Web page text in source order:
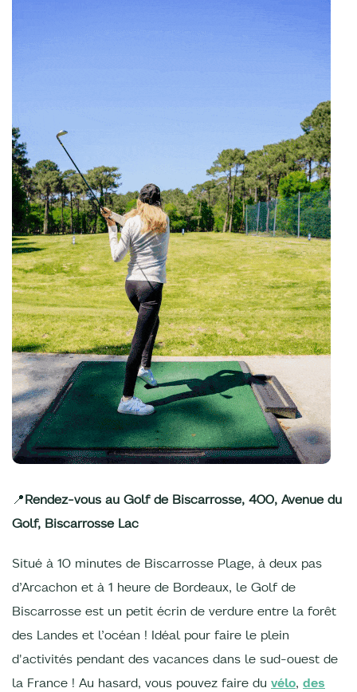
📍Rendez-vous au Golf de Biscarrosse, 400, Avenue du
Golf, Biscarrosse Lac
Situé à 10 minutes de Biscarrosse Plage, à deux pas
d’Arcachon et à 1 heure de Bordeaux, le Golf de
Biscarrosse est un petit écrin de verdure entre la forêt
des Landes et l’océan ! Idéal pour faire le plein
d'activités pendant des vacances dans le sud-ouest de
la France ! Au hasard, vous pouvez faire du vélo, des